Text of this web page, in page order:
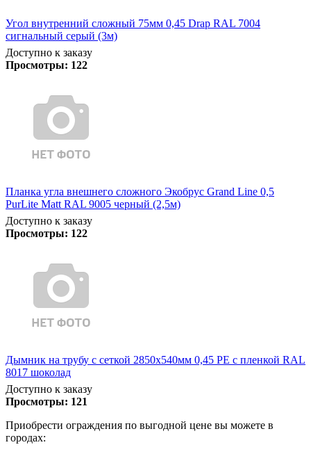
Угол внутренний сложный 75мм 0,45 Drap RAL 7004
сигнальный серый (3м)
Доступно к заказу
Просмотры: 122
Планка угла внешнего сложного Экобрус Grand Line 0,5
PurLite Matt RAL 9005 черный (2,5м)
Доступно к заказу
Просмотры: 122
Дымник на трубу с сеткой 2850х540мм 0,45 PE с пленкой RAL
8017 шоколад
Доступно к заказу
Просмотры: 121
Приобрести ограждения по выгодной цене вы можете в
городах: